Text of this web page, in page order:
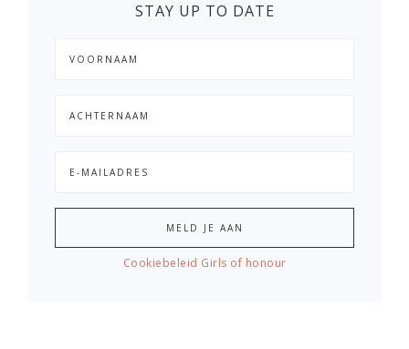
STAY UP TO DATE
Cookiebeleid Girls of honour